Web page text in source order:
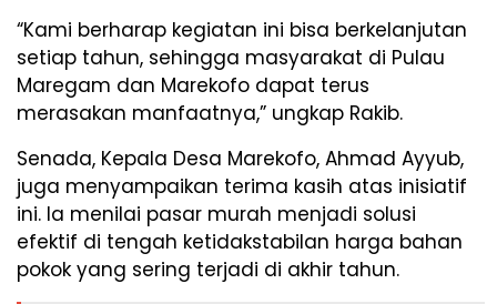
“Kami berharap kegiatan ini bisa berkelanjutan
setiap tahun, sehingga masyarakat di Pulau
Maregam dan Marekofo dapat terus
merasakan manfaatnya,” ungkap Rakib.
Senada, Kepala Desa Marekofo, Ahmad Ayyub,
juga menyampaikan terima kasih atas inisiatif
ini. Ia menilai pasar murah menjadi solusi
efektif di tengah ketidakstabilan harga bahan
pokok yang sering terjadi di akhir tahun.